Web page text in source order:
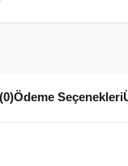
(0)Ödeme Seçenekleri